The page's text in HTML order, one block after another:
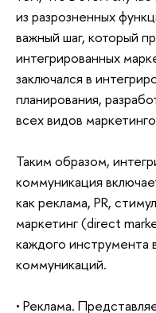
из разрозненных
важный шаг, который
интегрированных
заключался в
планирования,
всех видов
Таким образом,
коммуникация
как реклама, PR,
маркетинг (direct
каждого инструмента
коммуникаций.
• Реклама.